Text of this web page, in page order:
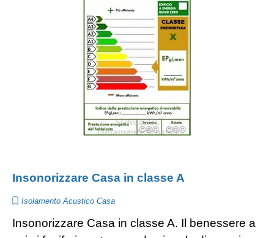
Insonorizzare Casa in classe A
Isolamento Acustico Casa
Insonorizzare Casa in classe A. Il benessere a